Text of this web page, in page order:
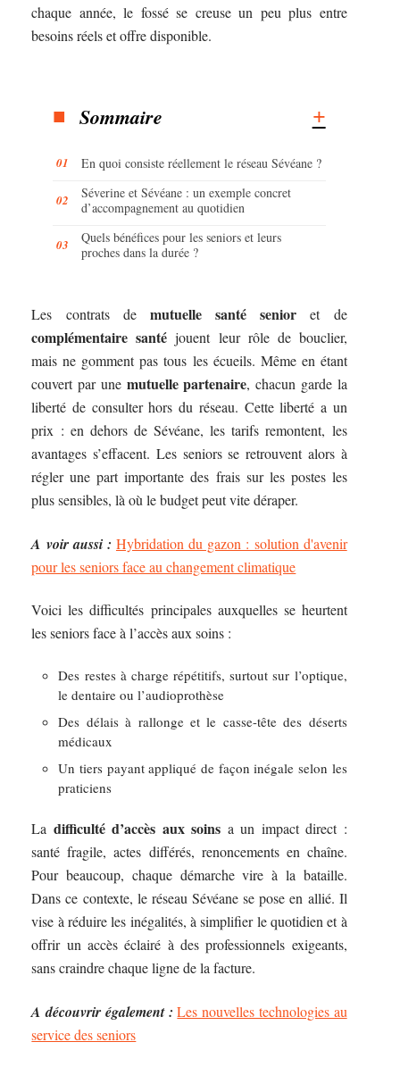
chaque année, le fossé se creuse un peu plus entre
besoins réels et offre disponible.
Sommaire
En quoi consiste réellement le réseau Sévéane ?
Séverine et Sévéane : un exemple concret
d’accompagnement au quotidien
Quels bénéfices pour les seniors et leurs
proches dans la durée ?
Les contrats de mutuelle santé senior et de
complémentaire santé jouent leur rôle de bouclier,
mais ne gomment pas tous les écueils. Même en étant
couvert par une mutuelle partenaire, chacun garde la
liberté de consulter hors du réseau. Cette liberté a un
prix : en dehors de Sévéane, les tarifs remontent, les
avantages s’effacent. Les seniors se retrouvent alors à
régler une part importante des frais sur les postes les
plus sensibles, là où le budget peut vite déraper.
A voir aussi : Hybridation du gazon : solution d'avenir
pour les seniors face au changement climatique
Voici les difficultés principales auxquelles se heurtent
les seniors face à l’accès aux soins :
Des restes à charge répétitifs, surtout sur l’optique,
le dentaire ou l’audioprothèse
Des délais à rallonge et le casse-tête des déserts
médicaux
Un tiers payant appliqué de façon inégale selon les
praticiens
La difficulté d’accès aux soins a un impact direct :
santé fragile, actes différés, renoncements en chaîne.
Pour beaucoup, chaque démarche vire à la bataille.
Dans ce contexte, le réseau Sévéane se pose en allié. Il
vise à réduire les inégalités, à simplifier le quotidien et à
offrir un accès éclairé à des professionnels exigeants,
sans craindre chaque ligne de la facture.
A découvrir également : Les nouvelles technologies au
service des seniors